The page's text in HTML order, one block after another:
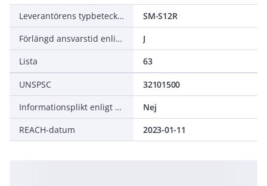
Leverantörens typbeteckning
SM-S12R
Förlängd ansvarstid enligt ALEM-09
J
Lista
63
UNSPSC
32101500
Informationsplikt enligt REACH
Nej
REACH-datum
2023-01-11